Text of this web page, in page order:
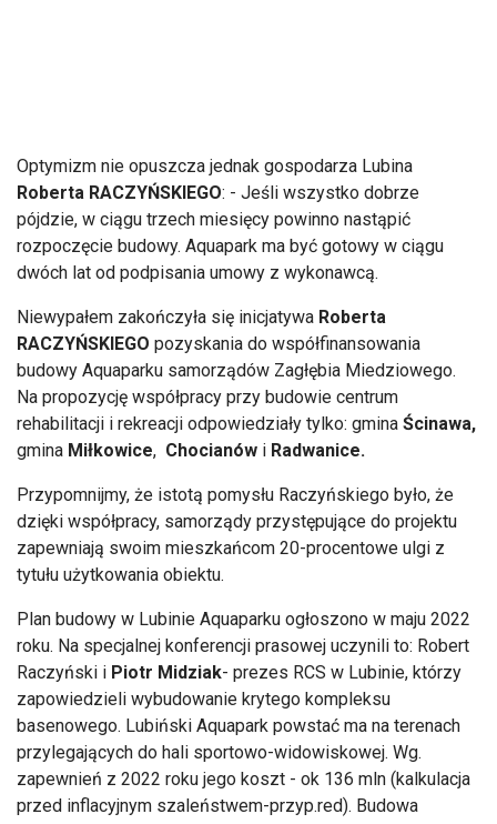
Optymizm nie opuszcza jednak gospodarza Lubina
Roberta RACZYŃSKIEGO: - Jeśli wszystko dobrze
pójdzie, w ciągu trzech miesięcy powinno nastąpić
rozpoczęcie budowy. Aquapark ma być gotowy w ciągu
dwóch lat od podpisania umowy z wykonawcą.
Niewypałem zakończyła się inicjatywa Roberta
RACZYŃSKIEGO pozyskania do współfinansowania
budowy Aquaparku samorządów Zagłębia Miedziowego.
Na propozycję współpracy przy budowie centrum
rehabilitacji i rekreacji odpowiedziały tylko: gmina Ścinawa,
gmina Miłkowice, Chocianów i Radwanice.
Przypomnijmy, że istotą pomysłu Raczyńskiego było, że
dzięki współpracy, samorządy przystępujące do projektu
zapewniają swoim mieszkańcom 20-procentowe ulgi z
tytułu użytkowania obiektu.
Plan budowy w Lubinie Aquaparku ogłoszono w maju 2022
roku. Na specjalnej konferencji prasowej uczynili to: Robert
Raczyński i Piotr Midziak- prezes RCS w Lubinie, którzy
zapowiedzieli wybudowanie krytego kompleksu
basenowego. Lubiński Aquapark powstać ma na terenach
przylegających do hali sportowo-widowiskowej. Wg.
zapewnień z 2022 roku jego koszt - ok 136 mln (kalkulacja
przed inflacyjnym szaleństwem-przyp.red). Budowa